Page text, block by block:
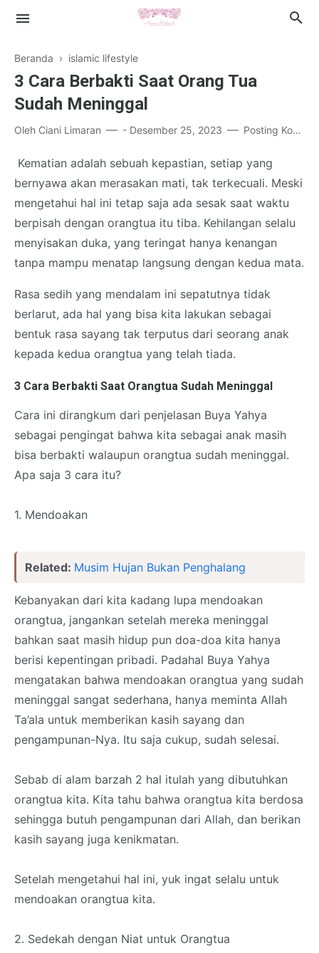
Islamic Lifestyle
Book Review
Health
Cerpen
Beranda › islamic lifestyle
3 Cara Berbakti Saat Orang Tua
Sudah Meninggal
Oleh Ciani Limaran - Desember 25, 2023 Posting Komentar
Kematian adalah sebuah kepastian, setiap yang
bernyawa akan merasakan mati, tak terkecuali. Meski
mengetahui hal ini tetap saja ada sesak saat waktu
berpisah dengan orangtua itu tiba. Kehilangan selalu
menyisakan duka, yang teringat hanya kenangan
tanpa mampu menatap langsung dengan kedua mata.
Rasa sedih yang mendalam ini sepatutnya tidak
berlarut, ada hal yang bisa kita lakukan sebagai
bentuk rasa sayang tak terputus dari seorang anak
kepada kedua orangtua yang telah tiada.
3 Cara Berbakti Saat Orangtua Sudah Meninggal
Cara ini dirangkum dari penjelasan Buya Yahya
sebagai pengingat bahwa kita sebagai anak masih
bisa berbakti walaupun orangtua sudah meninggal.
Apa saja 3 cara itu?
1. Mendoakan
Related: Musim Hujan Bukan Penghalang
Kebanyakan dari kita kadang lupa mendoakan
orangtua, jangankan setelah mereka meninggal
bahkan saat masih hidup pun doa-doa kita hanya
berisi kepentingan pribadi. Padahal Buya Yahya
mengatakan bahwa mendoakan orangtua yang sudah
meninggal sangat sederhana, hanya meminta Allah
Ta’ala untuk memberikan kasih sayang dan
pengampunan-Nya. Itu saja cukup, sudah selesai.
Sebab di alam barzah 2 hal itulah yang dibutuhkan
orangtua kita. Kita tahu bahwa orangtua kita berdosa
sehingga butuh pengampunan dari Allah, dan berikan
kasih sayang juga kenikmatan.
Setelah mengetahui hal ini, yuk ingat selalu untuk
mendoakan orangtua kita.
2. Sedekah dengan Niat untuk Orangtua